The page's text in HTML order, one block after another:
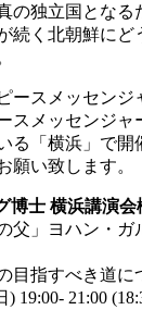
の独立国となる
続く北朝鮮にど
ースメッセンジ
スメッセンジャ
る「横浜」で開
願い致します。
博士 横浜講演会
父」ヨハン・ガ
目指すべき道に
19:00- 21:00